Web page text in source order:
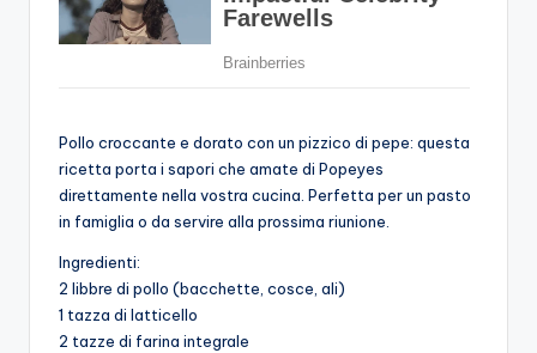
Pollo croccante e dorato con un pizzico di pepe: questa
ricetta porta i sapori che amate di Popeyes
direttamente nella vostra cucina. Perfetta per un pasto
in famiglia o da servire alla prossima riunione.
Ingredienti:
2 libbre di pollo (bacchette, cosce, ali)
1 tazza di latticello
2 tazze di farina integrale